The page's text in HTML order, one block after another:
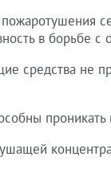
пожаротушения
в борьбе с
средства не